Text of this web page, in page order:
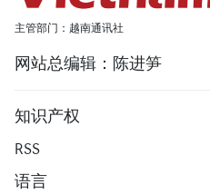
主管部门：越南通讯社
网站总编辑：陈进笋
知识产权
RSS
语言